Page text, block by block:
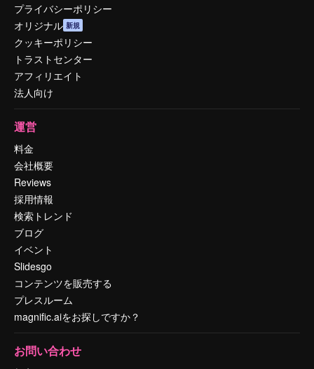
プライバシーポリシー
オリジナル 新規
クッキーポリシー
トラストセンター
アフィリエイト
法人向け
運営
料金
会社概要
Reviews
採用情報
検索トレンド
ブログ
イベント
Slidesgo
コンテンツを販売する
プレスルーム
magnific.aiをお探しですか？
お問い合わせ